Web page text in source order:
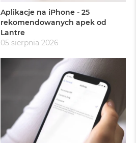
Aplikacje na iPhone - 25
rekomendowanych apek od
Lantre
05 sierpnia 2026